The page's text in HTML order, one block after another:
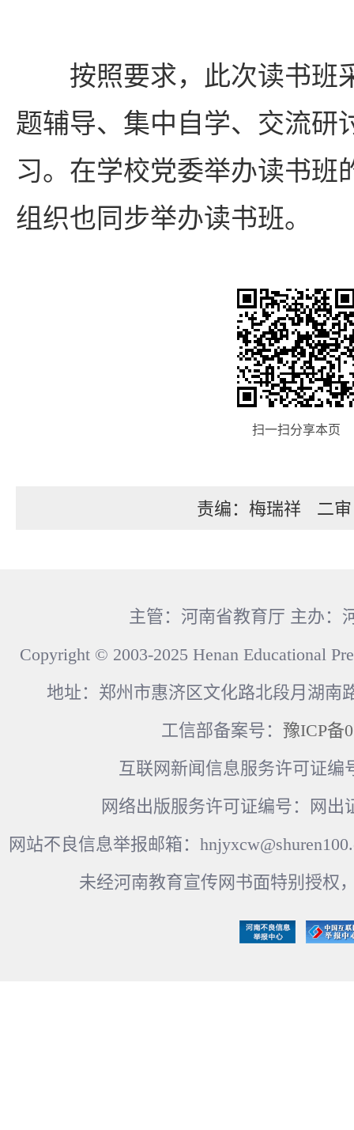
按照要求，此次读书班
题辅导、集中自学、交流研
习。在学校党委举办读书班
组织也同步举办读书班。
扫一扫分享本页
责编：梅瑞祥 二
主管：河南省教育厅 主办：
Copyright © 2003-2025 Henan Educational
地址：郑州市惠济区文化路北段月湖南
工信部备案号： 豫ICP备
互联网新闻信息服务许可证编
网络出版服务许可证编号：网出
网站不良信息举报邮箱：
未经河南教育宣传网书面特别授权